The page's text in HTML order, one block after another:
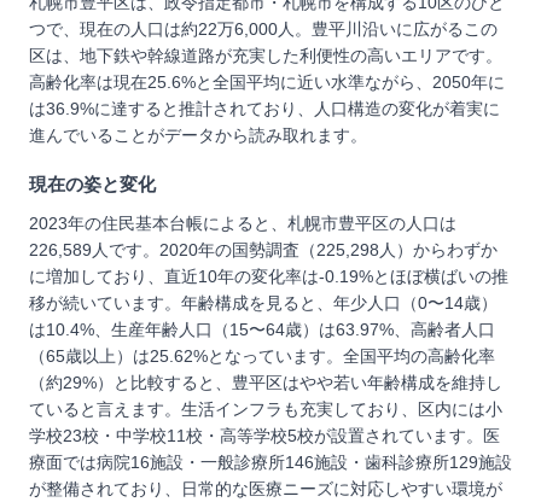
つで、現在の人口は約22万6,000人。豊平川沿いに広がるこの
区は、地下鉄や幹線道路が充実した利便性の高いエリアです。
高齢化率は現在25.6%と全国平均に近い水準ながら、2050年に
は36.9%に達すると推計されており、人口構造の変化が着実に
進んでいることがデータから読み取れます。
現在の姿と変化
2023年の住民基本台帳によると、札幌市豊平区の人口は
226,589人です。2020年の国勢調査（225,298人）からわずか
に増加しており、直近10年の変化率は-0.19%とほぼ横ばいの推
移が続いています。年齢構成を見ると、年少人口（0〜14歳）
は10.4%、生産年齢人口（15〜64歳）は63.97%、高齢者人口
（65歳以上）は25.62%となっています。全国平均の高齢化率
（約29%）と比較すると、豊平区はやや若い年齢構成を維持し
ていると言えます。生活インフラも充実しており、区内には小
学校23校・中学校11校・高等学校5校が設置されています。医
療面では病院16施設・一般診療所146施設・歯科診療所129施設
が整備されており、日常的な医療ニーズに対応しやすい環境が